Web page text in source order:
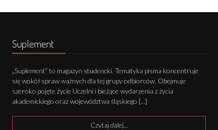
Suplement
„Suplement” to magazyn studencki. Tematyka pisma koncentruje
się wokół spraw ważnych dla tej grupy odbiorców. Obejmuje
szeroko pojęte życie Uczelni i bieżące wydarzenia z życia
akademickiego oraz województwa śląskiego [...]
Czytaj dalej...